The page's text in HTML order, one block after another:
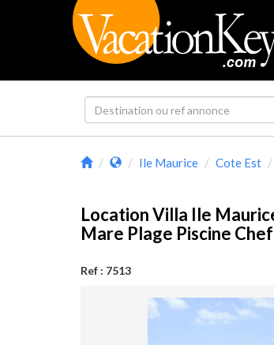
Ile Maurice Cote Est
Location Villa Ile
Mare Plage Piscine
Ref : 7513